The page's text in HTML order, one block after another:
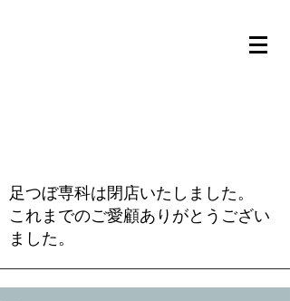
足つぼ専科は閉店いたしました。
これまでのご愛顧ありがとうござい
ました。